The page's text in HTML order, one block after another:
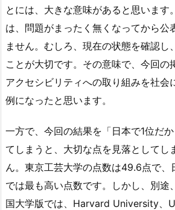
とには、大きな意味があると思います
は、問題がまったく無くなってから公
ません。むしろ、現在の状態を確認し
ことが大切です。その意味で、今回の
アクセシビリティへの取り組みを社会
例になったと思います。
一方で、今回の結果を「日本で1位だ
てしまうと、大切な点を見落としてし
ん。東京工芸大学の点数は49.6点で、
では最も高い点数です。しかし、別途
国大学版では、Harvard University、